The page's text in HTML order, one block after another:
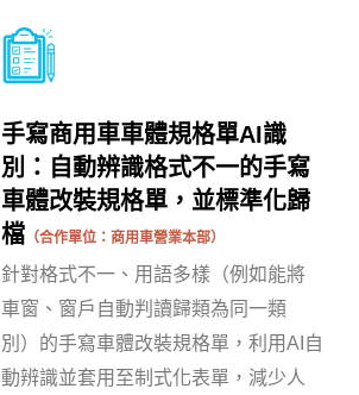
手寫商用車車體規格單AI識
別：自動辨識格式不一的手寫
車體改裝規格單，並標準化歸
檔 （合作單位： 商用車營業本部）
針對格式不一、用語多樣（例如能將
車窗、窗戶自動判讀歸類為同一類
別）的手寫車體改裝規格單，利用AI自
動辨識並套用至制式化表單，減少人